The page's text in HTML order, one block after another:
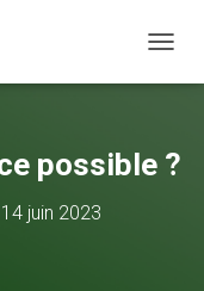
possible ?
14 juin 2023